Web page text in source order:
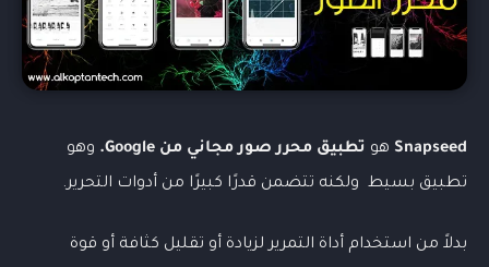
Snapseed هو تطبيق محرر صور مجاني من Google.
وهو
تطبيق بسيط ولكنه تتضمن قدرًا كبيرًا من أدوات التحرير.
بدلاً من استخدام أداة التمرير لزيادة أو تقليل كثافة أو قوة